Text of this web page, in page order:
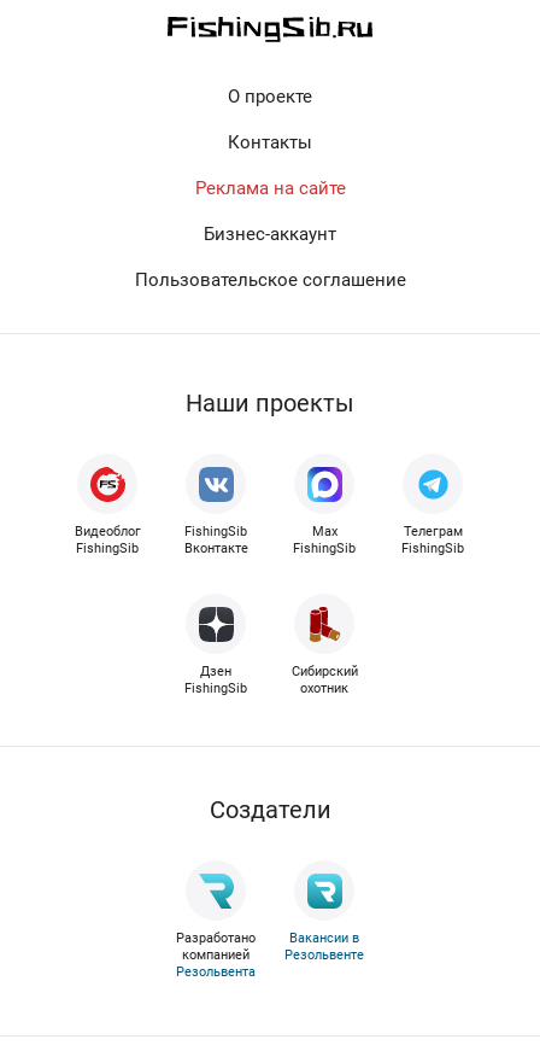
О проекте
Контакты
Реклама на сайте
Бизнес-аккаунт
Пользовательское соглашение
Наши проекты
Видеоблог
FishingSib
FishingSib
Вконтакте
Max
FishingSib
Телеграм
FishingSib
Дзен
FishingSib
Сибирский
охотник
Cоздатели
Разработано
компанией
Резольвента
Вакансии в
Резольвенте